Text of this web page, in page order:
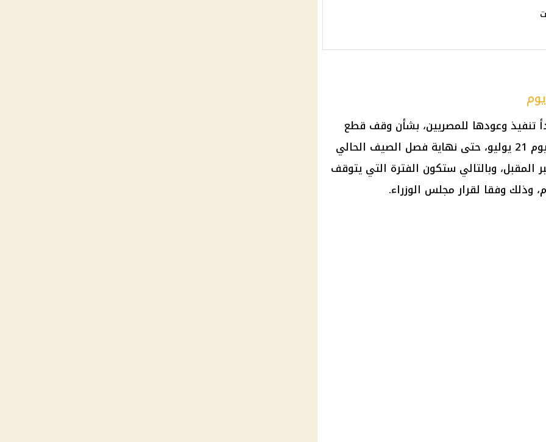
تنفيذ وعودها للمصريين، بشأن وقف قطع
نهاية
فصل الصيف الحالي
حتى يوم 21 سبتمبر المقبل، وبالتالي ستكون الفترة التي يتوقف
مجلس الوزراء.